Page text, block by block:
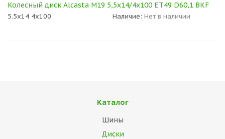
Колесный диск Alcasta M19 5,5x14/4x100 ET49 D60,1 BKF
5.5x14 4x100 Наличие: Нет в наличии
Каталог
Шины
Диски